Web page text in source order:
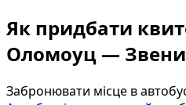
Як придбати
Оломоуц —
Забронювати місце в